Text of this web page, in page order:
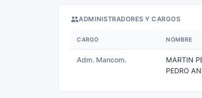
ADMINISTRADORES Y CARGOS
CARGO NOMBRE
Adm. Mancom.
MARTIN
PEDRO